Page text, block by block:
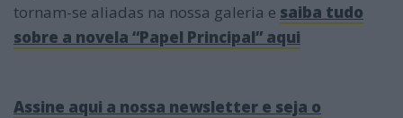
tornam-se aliadas na nossa galeria e saiba tudo
sobre a novela “Papel Principal” aqui
Assine aqui a nossa newsletter e seja o